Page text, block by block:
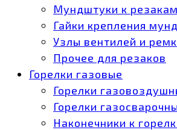
Мундштуки к
Гайки крепления
Узлы вентилей и
Прочее для резаков
Горелки газовые
Горелки
Горелки
Наконечники к